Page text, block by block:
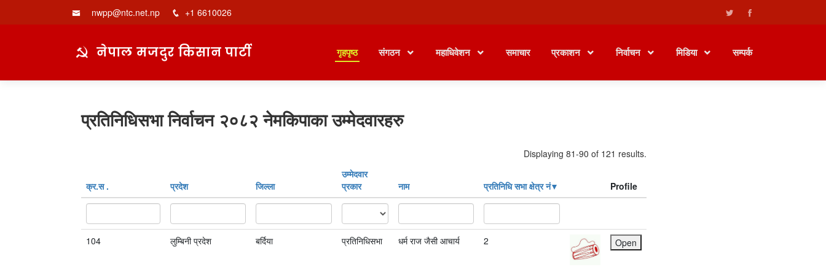
nwpp@ntc.net.np +1 6610026
नेपाल मजदुर किसान पार्टी गृहपृष्ठ संगठन महाधिवेशन समाचार प्रकाशन निर्वाचन मिडिया सम्पर्क
प्रतिनिधिसभा निर्वाचन २०८२ नेमकिपाका उम्मेदवारहरु
Displaying 81-90 of 121 results.
क्र‍.स‌ . प्रदेश जिल्ला
उम्मेदवार
प्रकार
नाम प्रतिनिधि सभा क्षेत्र नं Profile
104 लुम्बिनी प्रदेश बर्दिया प्रतिनिधिसभा धर्म राज जैसी आचार्य 2 Open